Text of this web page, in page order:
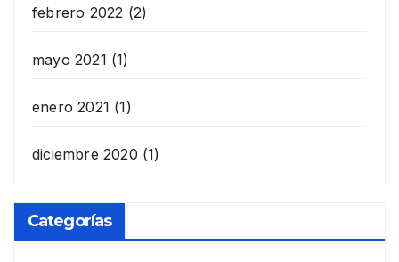
febrero 2022 (2)
mayo 2021 (1)
enero 2021 (1)
diciembre 2020 (1)
Categorías